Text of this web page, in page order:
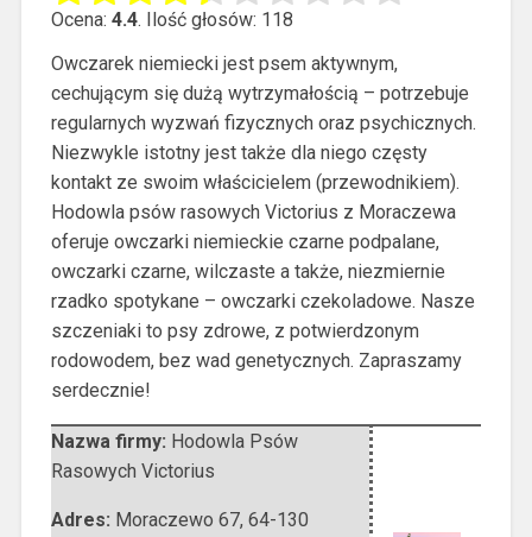
Ocena: 4.4. Ilość głosów: 118
Owczarek niemiecki jest psem aktywnym,
cechującym się dużą wytrzymałością – potrzebuje
regularnych wyzwań fizycznych oraz psychicznych.
Niezwykle istotny jest także dla niego częsty
kontakt ze swoim właścicielem (przewodnikiem).
Hodowla psów rasowych Victorius z Moraczewa
oferuje owczarki niemieckie czarne podpalane,
owczarki czarne, wilczaste a także, niezmiernie
rzadko spotykane – owczarki czekoladowe. Nasze
szczeniaki to psy zdrowe, z potwierdzonym
rodowodem, bez wad genetycznych. Zapraszamy
serdecznie!
Nazwa firmy: Hodowla Psów
Rasowych Victorius
Adres: Moraczewo 67, 64-130